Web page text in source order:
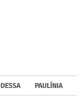
PAULÍNIA